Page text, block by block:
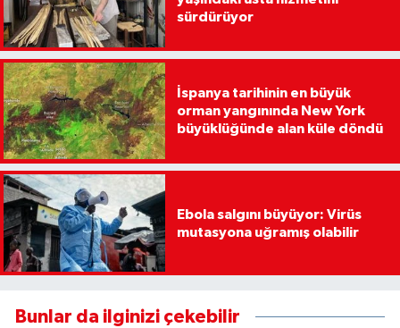
sürdürüyor
İspanya tarihinin en büyük
orman yangınında New York
büyüklüğünde alan küle döndü
Ebola salgını büyüyor: Virüs
mutasyona uğramış olabilir
Bunlar da ilginizi çekebilir